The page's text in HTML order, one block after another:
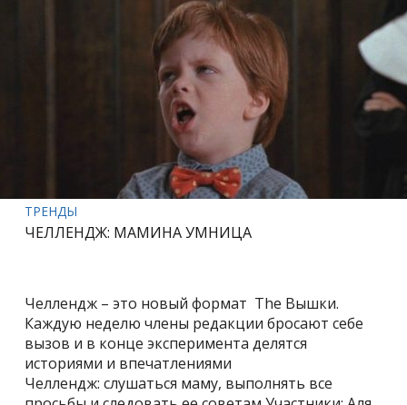
ТРЕНДЫ
ЧЕЛЛЕНДЖ: МАМИНА УМНИЦА
Челлендж – это новый формат The Вышки.
Каждую неделю члены редакции бросают себе
вызов и в конце эксперимента делятся
историями и впечатлениями
Челлендж: слушаться маму, выполнять все